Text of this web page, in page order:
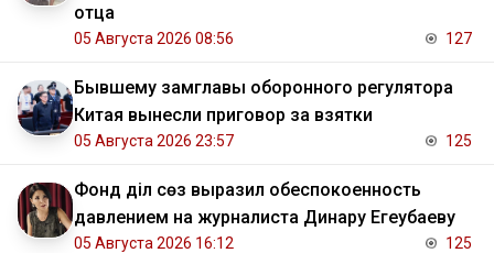
отца
05 Августа 2026 08:56 127
Бывшему замглавы оборонного регулятора
Китая вынесли приговор за взятки
05 Августа 2026 23:57 125
Фонд Әділ сөз выразил обеспокоенность
давлением на журналиста Динару Егеубаеву
05 Августа 2026 16:12 125